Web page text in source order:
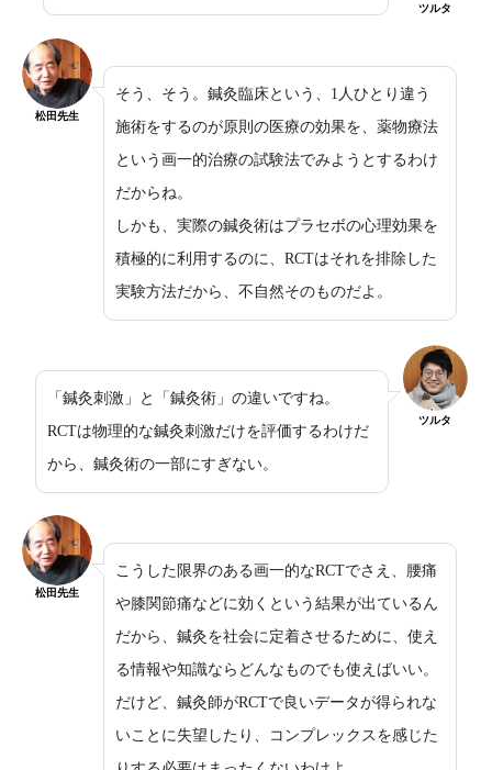
ツルタ
松田先生
そう、そう。鍼灸臨床という、1人ひとり違う
施術をするのが原則の医療の効果を、薬物療法
という画一的治療の試験法でみようとするわけ
だからね。
しかも、実際の鍼灸術はプラセボの心理効果を
積極的に利用するのに、RCTはそれを排除した
実験方法だから、不自然そのものだよ。
「鍼灸刺激」と「鍼灸術」の違いですね。
RCTは物理的な鍼灸刺激だけを評価するわけだ
から、鍼灸術の一部にすぎない。
ツルタ
松田先生
こうした限界のある画一的なRCTでさえ、腰痛
や膝関節痛などに効くという結果が出ているん
だから、鍼灸を社会に定着させるために、使え
る情報や知識ならどんなものでも使えばいい。
だけど、鍼灸師がRCTで良いデータが得られな
いことに失望したり、コンプレックスを感じた